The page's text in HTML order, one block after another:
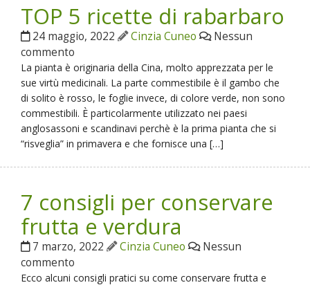
TOP 5 ricette di rabarbaro
24 maggio, 2022 Cinzia Cuneo
Nessun
commento
La pianta è originaria della Cina, molto apprezzata per le
sue virtù medicinali. La parte commestibile è il gambo che
di solito è rosso, le foglie invece, di colore verde, non sono
commestibili. È particolarmente utilizzato nei paesi
anglosassoni e scandinavi perchè è la prima pianta che si
“risveglia” in primavera e che fornisce una […]
7 consigli per conservare
frutta e verdura
7 marzo, 2022 Cinzia Cuneo
Nessun
commento
Ecco alcuni consigli pratici su come conservare frutta e